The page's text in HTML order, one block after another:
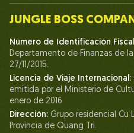
Nuestro equipo
Vida en Jungle Boss
Nuestros certificados
Asociación
Contáctanos
JUNGLE BOSS
Número de Identificación Fiscal
Departamento de Finanzas de
27/11/2015.
Licencia de Viaje Internacional:
emitida por el Ministerio de
enero de 2016
Dirección: Grupo residencial Cu
Provincia de Quang Tri.